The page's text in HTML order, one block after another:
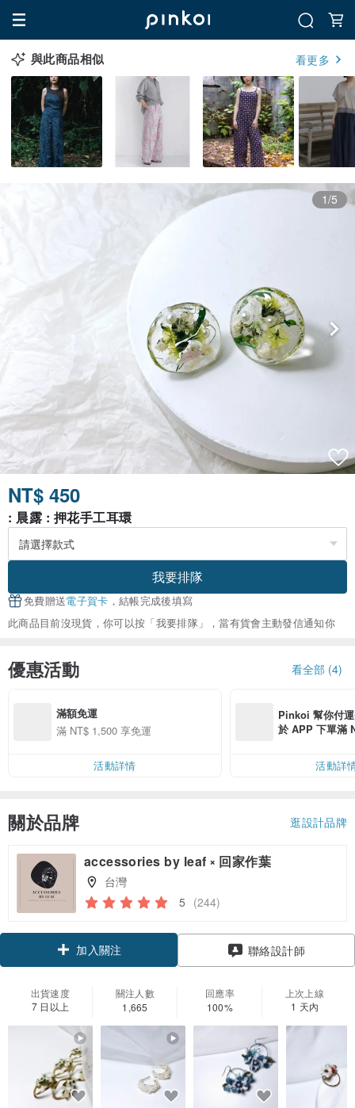
與此商品相似 看更多
1/5
NT$ 450
: 晨露 : 押花手工耳環
我要排隊
免費贈送電子賀卡 ，結帳完成後填寫
此商品目前沒現貨，你可以按「我要排隊」，當有貨會主動發信通知你
優惠活動 看全部 (4)
滿額免運
滿 NT$ 1,500 享免運
活動詳情
Pinkoi 幫你付
於 APP 下單滿
活動詳
關於品牌 逛設計品牌
accessories by leaf ༝ 回家作葉
台灣
5 (244)
加入關注 聯絡設計師
出貨速度
7 日以上
關注人數
1,665
回應率
100%
上次上線
1 天內